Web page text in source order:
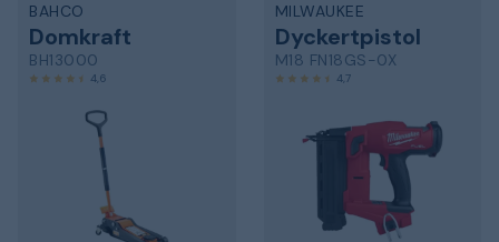
BAHCO
Domkraft
BH13000
4,6
MILWAUKEE
Dyckertpistol
M18 FN18GS-0X
4,7